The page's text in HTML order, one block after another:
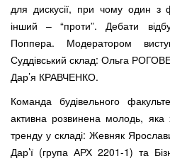
для дискусії, при чому один з
інший – “проти”. Дебати
Поппера. Модератором
Суддівський склад: Ольга
Дар’я КРАВЧЕНКО.
Команда будівельного
активна розвинена молодь, яка
тренду у складі: Жевняк
Дар’ї (група АРХ 2201-1) та